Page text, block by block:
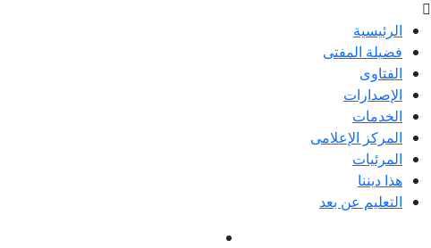
الرئيسية
فضيلة المفتى
الفتاوى
الإصدارات
الخدمات
المركز الإعلامى
المرئيات
هذا ديننا
التعليم عن بعد